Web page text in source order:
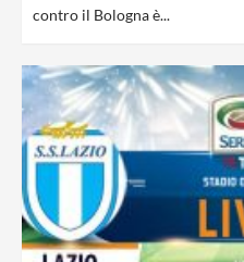
contro il Bologna è...